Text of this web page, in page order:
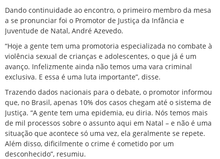
Dando continuidade ao encontro, o primeiro membro da mesa
a se pronunciar foi o Promotor de Justiça da Infância e
Juventude de Natal, André Azevedo.
“Hoje a gente tem uma promotoria especializada no combate à
violência sexual de crianças e adolescentes, o que já é um
avanço. Infelizmente ainda não temos uma vara criminal
exclusiva. E essa é uma luta importante”, disse.
Trazendo dados nacionais para o debate, o promotor informou
que, no Brasil, apenas 10% dos casos chegam até o sistema de
Justiça. “A gente tem uma epidemia, eu diria. Nós temos mais
de mil processos sobre o assunto aqui em Natal – e não é uma
situação que acontece só uma vez, ela geralmente se repete.
Além disso, dificilmente o crime é cometido por um
desconhecido”, resumiu.